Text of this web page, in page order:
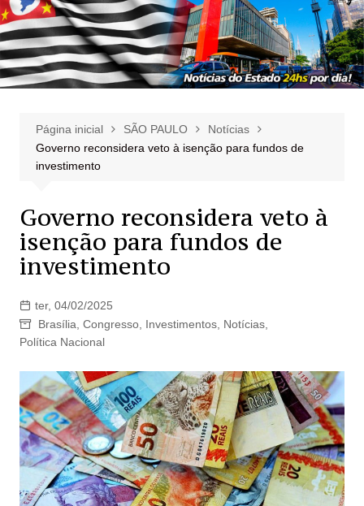
Página inicial SÃO PAULO
Notícias
Governo reconsidera veto à isenção para fundos de
investimento
Governo reconsidera veto à
isenção para fundos de
investimento
ter, 04/02/2025
Brasília Congresso, Investimentos, Notícias,
Política Nacional